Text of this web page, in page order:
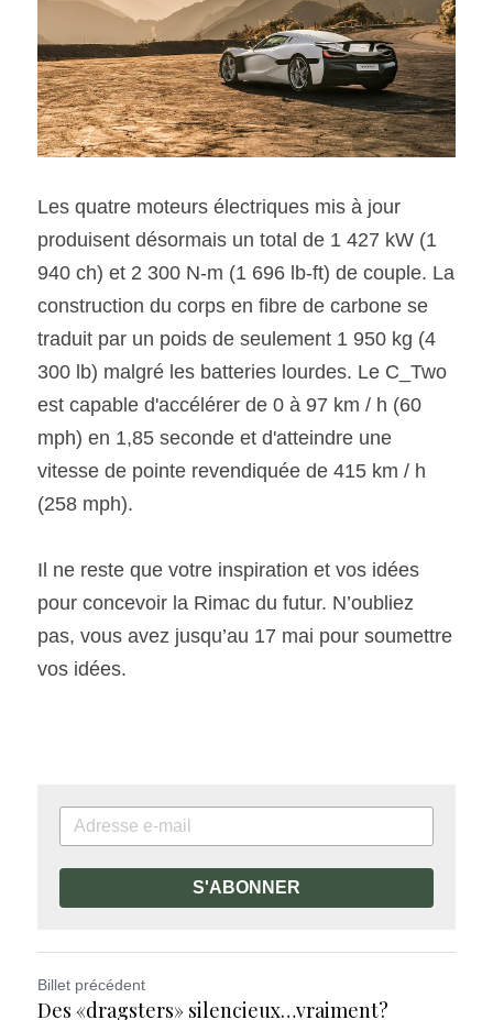
Les quatre moteurs électriques mis à jour
produisent désormais un total de 1 427 kW (1
940 ch) et 2 300 N-m (1 696 lb-ft) de couple. La
construction du corps en fibre de carbone se
traduit par un poids de seulement 1 950 kg (4
300 lb) malgré les batteries lourdes. Le C_Two
est capable d'accélérer de 0 à 97 km / h (60
mph) en 1,85 seconde et d'atteindre une
vitesse de pointe revendiquée de 415 km / h
(258 mph).
Il ne reste que votre inspiration et vos idées
pour concevoir la Rimac du futur. N’oubliez
pas, vous avez jusqu’au 17 mai pour soumettre
vos idées.
S'ABONNER
Billet précédent
Des «dragsters» silencieux…vraiment?